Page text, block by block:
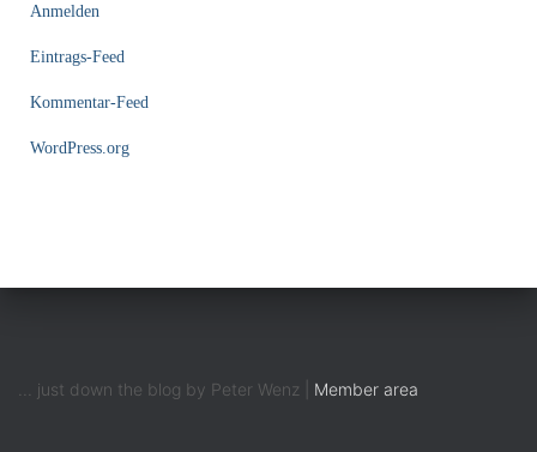
Anmelden
Eintrags-Feed
Kommentar-Feed
WordPress.org
... just down the blog by Peter Wenz | Member area